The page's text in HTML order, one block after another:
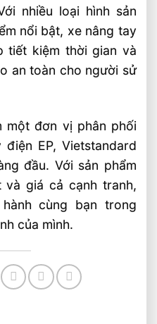
nhiều loại hình sản
nổi bật, xe nâng tay
tiết kiệm thời gian và
an toàn cho người sử
một đơn vị phân phối
EP, Vietstandard
đầu. Với sản phẩm
giá cả cạnh tranh,
cùng bạn trong
của mình.